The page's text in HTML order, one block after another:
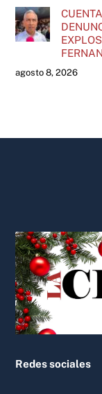
agosto 8, 2026
Redes sociales